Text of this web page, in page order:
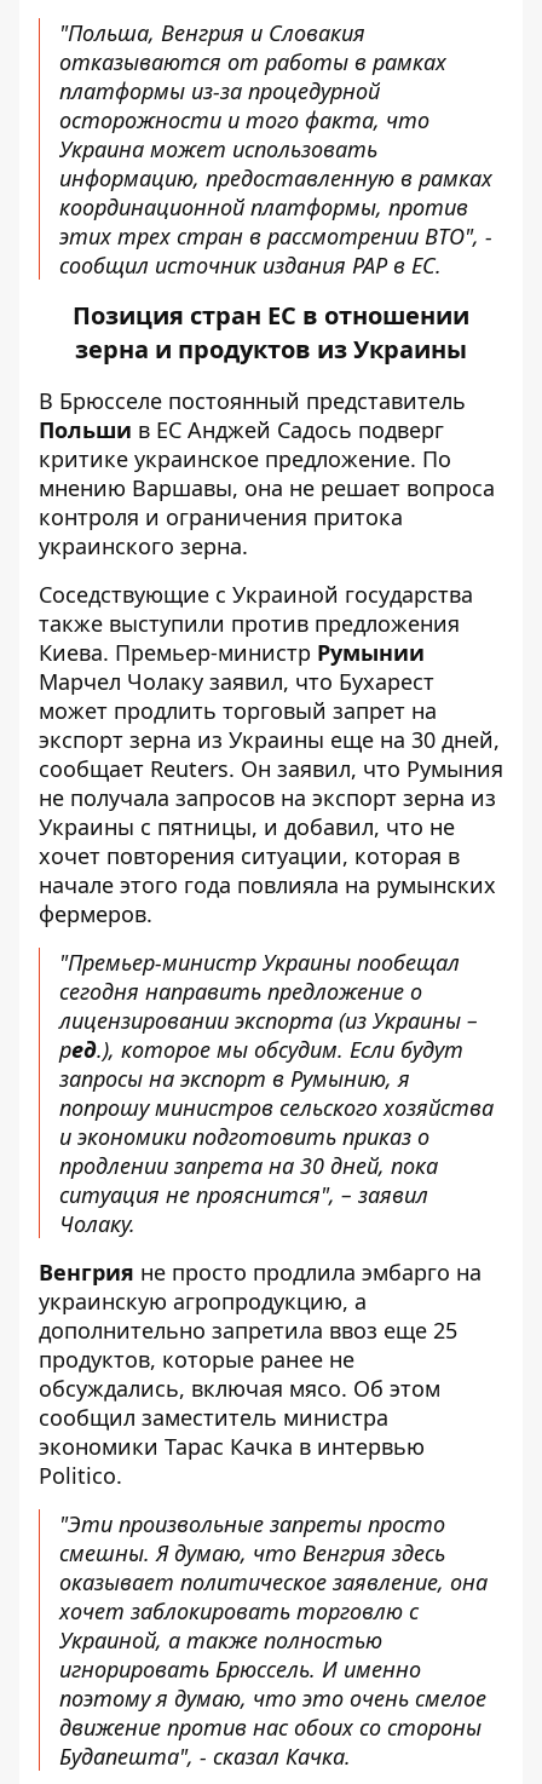
"Польша, Венгрия и Словакия
отказываются от работы в рамках
платформы из-за процедурной
осторожности и того факта, что
Украина может использовать
информацию, предоставленную в рамках
координационной платформы, против
этих трех стран в рассмотрении ВТО", -
сообщил источник издания PAP в ЕС.
Позиция стран ЕС в отношении
зерна и продуктов из Украины
В Брюсселе постоянный представитель
Польши в ЕС Анджей Садось подверг
критике украинское предложение. По
мнению Варшавы, она не решает вопроса
контроля и ограничения притока
украинского зерна.
Соседствующие с Украиной государства
также выступили против предложения
Киева. Премьер-министр Румынии
Марчел Чолаку заявил, что Бухарест
может продлить торговый запрет на
экспорт зерна из Украины еще на 30 дней,
сообщает Reuters. Он заявил, что Румыния
не получала запросов на экспорт зерна из
Украины с пятницы, и добавил, что не
хочет повторения ситуации, которая в
начале этого года повлияла на румынских
фермеров.
"Премьер-министр Украины пообещал
сегодня направить предложение о
лицензировании экспорта (из Украины –
ред.), которое мы обсудим. Если будут
запросы на экспорт в Румынию, я
попрошу министров сельского хозяйства
и экономики подготовить приказ о
продлении запрета на 30 дней, пока
ситуация не прояснится", – заявил
Чолаку.
Венгрия не просто продлила эмбарго на
украинскую агропродукцию, а
дополнительно запретила ввоз еще 25
продуктов, которые ранее не
обсуждались, включая мясо. Об этом
сообщил заместитель министра
экономики Тарас Качка в интервью
Politico.
"Эти произвольные запреты просто
смешны. Я думаю, что Венгрия здесь
оказывает политическое заявление, она
хочет заблокировать торговлю с
Украиной, а также полностью
игнорировать Брюссель. И именно
поэтому я думаю, что это очень смелое
движение против нас обоих со стороны
Будапешта", - сказал Качка.